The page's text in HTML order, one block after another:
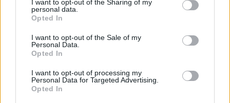
I want to opt-out of the Sharing of my
personal data.
Opted In
I want to opt-out of the Sale of my
Personal Data.
Opted In
I want to opt-out of processing my
Personal Data for Targeted Advertising.
Opted In
Εσύ μπήκες στο E-Daily.gr; Τα νέα της ημέρας
και ότι σου κάνει κλικ!
Ακολουθήστε το E-Radio.gr και στο Instagram
ΔΙΑΦΗΜΙΣΗ